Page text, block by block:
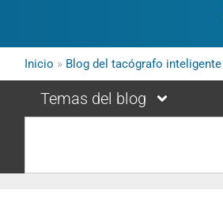
Inicio » Blog del tacógrafo inteligente
Temas del blog